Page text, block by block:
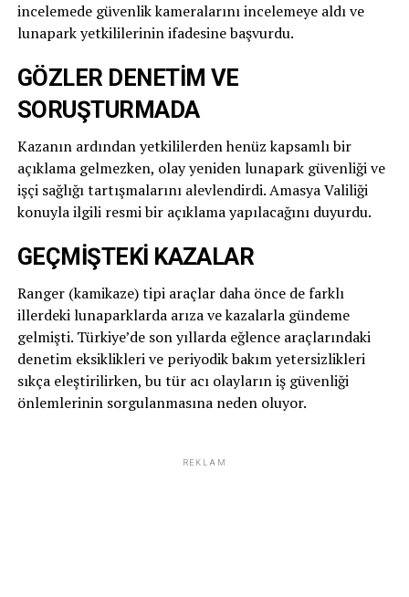
incelemede güvenlik kameralarını incelemeye aldı ve
lunapark yetkililerinin ifadesine başvurdu.
GÖZLER DENETİM VE
SORUŞTURMADA
Kazanın ardından yetkililerden henüz kapsamlı bir
açıklama gelmezken, olay yeniden lunapark güvenliği ve
işçi sağlığı tartışmalarını alevlendirdi. Amasya Valiliği
konuyla ilgili resmi bir açıklama yapılacağını duyurdu.
GEÇMİŞTEKİ KAZALAR
Ranger (kamikaze) tipi araçlar daha önce de farklı
illerdeki lunaparklarda arıza ve kazalarla gündeme
gelmişti. Türkiye’de son yıllarda eğlence araçlarındaki
denetim eksiklikleri ve periyodik bakım yetersizlikleri
sıkça eleştirilirken, bu tür acı olayların iş güvenliği
önlemlerinin sorgulanmasına neden oluyor.
REKLAM